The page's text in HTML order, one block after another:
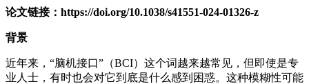
论文链接：https://doi.org/10.1038/s41551-024-01326-z
背景
近年来，“脑机接口”（BCI）这个词越来越常见，但即使是专
业人士，有时也会对它到底是什么感到困惑。这种模糊性可能